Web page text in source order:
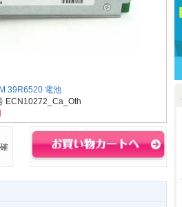
39R6520 電池
ECN10272_Ca_Oth